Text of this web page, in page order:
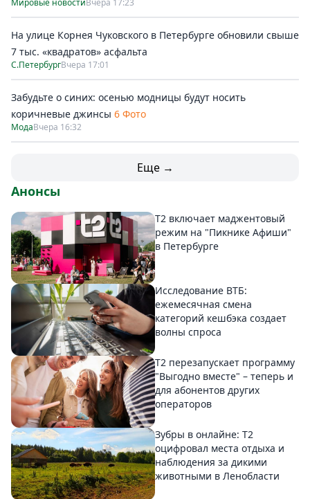
Мировые новостиВчера 17:23
На улице Корнея Чуковского в Петербурге обновили свыше
7 тыс. «квадратов» асфальта
С.ПетербургВчера 17:01
Забудьте о синих: осенью модницы будут носить
коричневые джинсы 6 Фото
МодаВчера 16:32
Еще →
Анонсы
Т2 включает маджентовый
режим на "Пикнике Афиши"
в Петербурге
Исследование ВТБ:
ежемесячная смена
категорий кешбэка создает
волны спроса
Т2 перезапускает программу
"Выгодно вместе" – теперь и
для абонентов других
операторов
Зубры в онлайне: Т2
оцифровал места отдыха и
наблюдения за дикими
животными в Ленобласти